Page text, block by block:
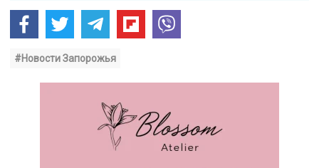
#Новости Запорожья